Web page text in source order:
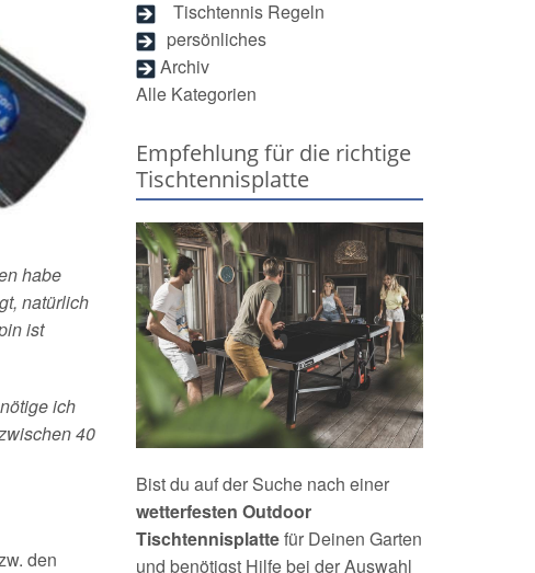
habe
natürlich
ist
ich
40
den
Tischtennis Regeln
persönliches
Archiv
Alle Kategorien
Empfehlung für die richtige
Tischtennisplatte
Bist du auf der Suche nach einer
wetterfesten Outdoor
Tischtennisplattefür Deinen Garten
und benötigst Hilfe bei der Auswahl